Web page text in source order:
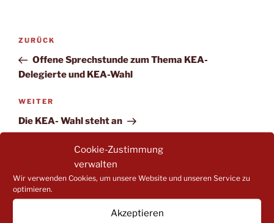
Cookie-Zustimmung
verwalten
Wir verwenden Cookies, um unsere Website und unseren Service zu
optimieren.
Akzeptieren
Beitragsnavigation
Vorheriger
Beitrag
ZURÜCK
Offene Sprechstunde zum Thema KEA-
Delegierte und KEA-Wahl
Nächster
Beitrag
WEITER
Die KEA- Wahl steht an
Suchen
nach: